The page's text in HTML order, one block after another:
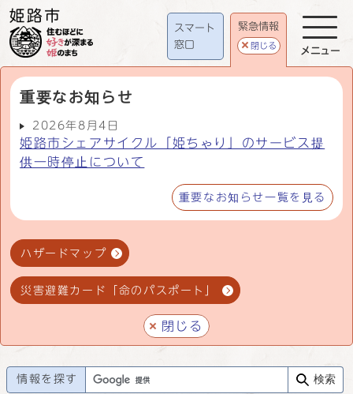
スマート
窓口
緊急情報
閉じる
重要なお知らせ
2026年8月4日
姫路市シェアサイクル「姫ちゃり」のサービス提
供一時停止について
重要なお知らせ一覧を見る
ハザードマップ
災害避難カード「命のパスポート」
閉じる
メニュー
情報を探す 検索